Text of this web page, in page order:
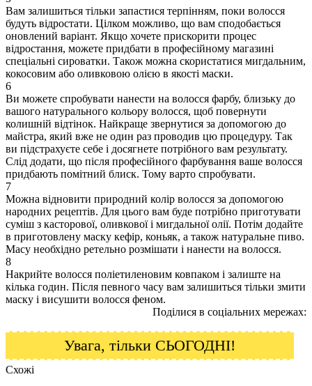
Вам залишиться тільки запастися терпінням, поки волосся
будуть відростати. Цілком можливо, що вам сподобається
оновлений варіант. Якщо хочете прискорити процес
відростання, можете придбати в професійному магазині
спеціальні сироватки. Також можна скористатися мигдальним,
кокосовим або оливковою олією в якості маски.
6
Ви можете спробувати нанести на волосся фарбу, близьку до
вашого натурального кольору волосся, щоб повернути
колишній відтінок. Найкраще звернутися за допомогою до
майстра, який вже не один раз проводив цю процедуру. Так
ви підстрахуєте себе і досягнете потрібного вам результату.
Слід додати, що після професійного фарбування ваше волосся
придбають помітний блиск. Тому варто спробувати.
7
Можна відновити природний колір волосся за допомогою
народних рецептів. Для цього вам буде потрібно приготувати
суміш з касторової, оливкової і мигдальної олії. Потім додайте
в приготовлену маску кефір, коньяк, а також натуральне пиво.
Масу необхідно ретельно розмішати і нанести на волосся.
8
Накрийте волосся поліетиленовим ковпаком і залиште на
кілька годин. Після певного часу вам залишиться тільки змити
маску і висушити волосся феном.
Поділися в соціальних мережах:
Увага, тільки СЬОГОДНІ!
Схожі